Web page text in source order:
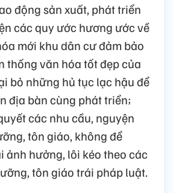
động sản xuất, phát triển
các quy ước hương ước về
mới khu dân cư đảm bảo
thống văn hóa tốt đẹp của
bỏ những hủ tục lạc hậu để
địa bàn cùng phát triển;
các nhu cầu, nguyện
tôn giáo, không để
ảnh hưởng, lôi kéo theo các
tôn giáo trái pháp luật.